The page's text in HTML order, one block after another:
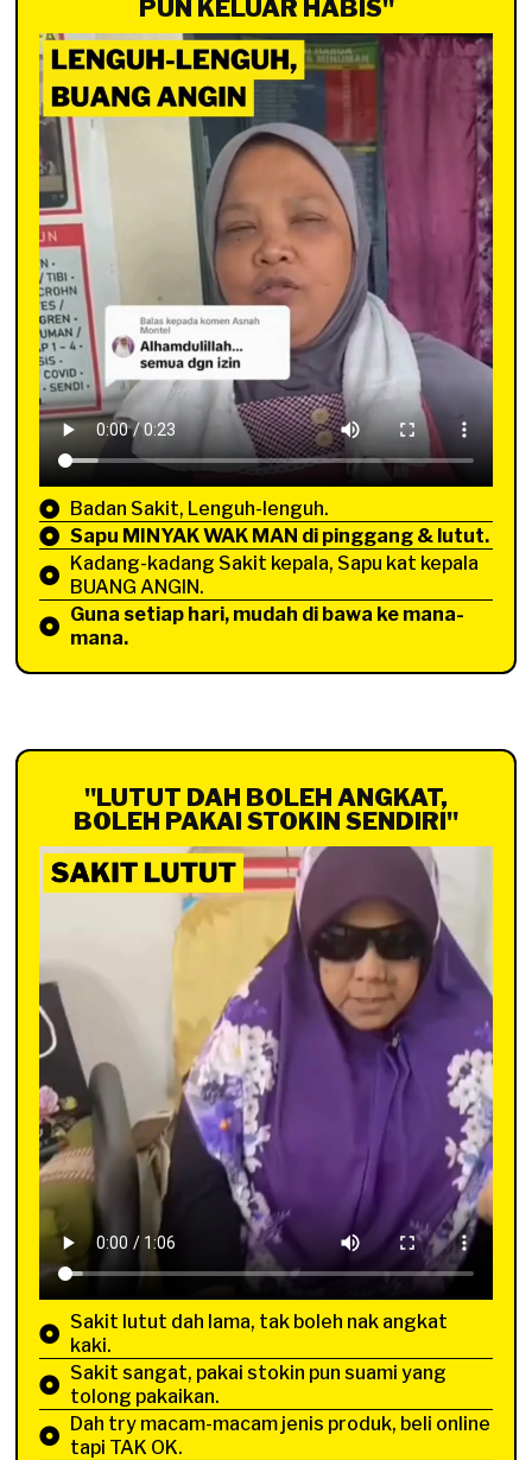
PUN KELUAR HABIS"
Badan Sakit, Lenguh-lenguh.
Sapu MINYAK WAK MAN di pinggang & lutut.
Kadang-kadang Sakit kepala, Sapu kat kepala
BUANG ANGIN.
Guna setiap hari, mudah di bawa ke mana-
mana.
"LUTUT DAH BOLEH ANGKAT,
BOLEH PAKAI STOKIN SENDIRI"
Sakit lutut dah lama, tak boleh nak angkat
kaki.
Sakit sangat, pakai stokin pun suami yang
tolong pakaikan.
Dah try macam-macam jenis produk, beli online
tapi TAK OK.